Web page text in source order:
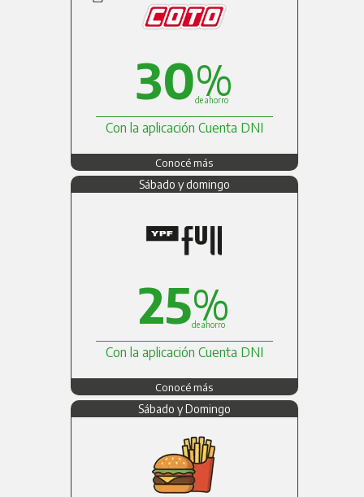
30%
de ahorro
Con la aplicación Cuenta DNI
Conocé más
Sábado y domingo
25%
de ahorro
Con la aplicación Cuenta DNI
Conocé más
Sábado y Domingo